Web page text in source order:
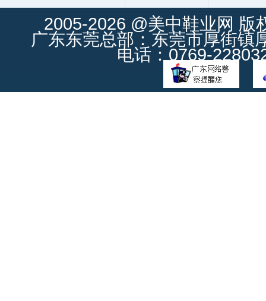
2005-2026 @美中鞋业网 版
广东东莞总部：东莞市厚街镇
电话：0769-